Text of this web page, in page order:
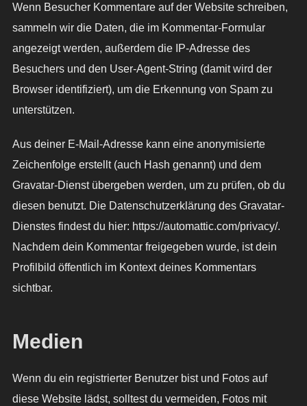
Wenn Besucher Kommentare auf der Website schreiben,
sammeln wir die Daten, die im Kommentar-Formular
angezeigt werden, außerdem die IP-Adresse des
Besuchers und den User-Agent-String (damit wird der
Browser identifiziert), um die Erkennung von Spam zu
unterstützen.
Aus deiner E-Mail-Adresse kann eine anonymisierte
Zeichenfolge erstellt (auch Hash genannt) und dem
Gravatar-Dienst übergeben werden, um zu prüfen, ob du
diesen benutzt. Die Datenschutzerklärung des Gravatar-
Dienstes findest du hier: https://automattic.com/privacy/.
Nachdem dein Kommentar freigegeben wurde, ist dein
Profilbild öffentlich im Kontext deines Kommentars
sichtbar.
Medien
Wenn du ein registrierter Benutzer bist und Fotos auf
diese Website lädst, solltest du vermeiden, Fotos mit